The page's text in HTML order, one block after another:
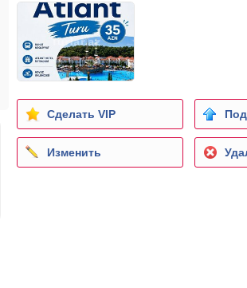
Сделать VIP
Изменить